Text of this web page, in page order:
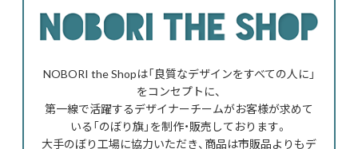
NOBORI the Shopは「良質なデザインをすべての人に」
をコンセプトに、
第一線で活躍するデザイナーチームがお客様が求めて
いる「のぼり旗」を制作・販売しております。
大手のぼり工場に協力いただき、商品は市販品よりもデ